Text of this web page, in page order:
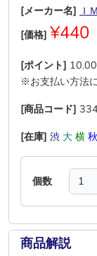
[メーカー名] Ｉ
[価格] ¥440
[ポイント]
※お支払い方法
[商品コード]
[在庫] 渋 大 横 秋
個数
商品解説